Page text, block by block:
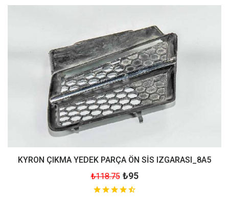
KYRON ÇIKMA YEDEK PARÇA ÖN SİS IZGARASI_8A5
₺118.75 ₺95